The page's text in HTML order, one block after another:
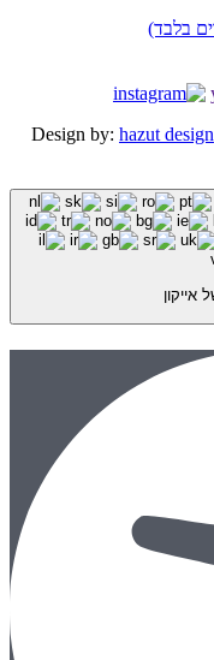
Design by: hazut design